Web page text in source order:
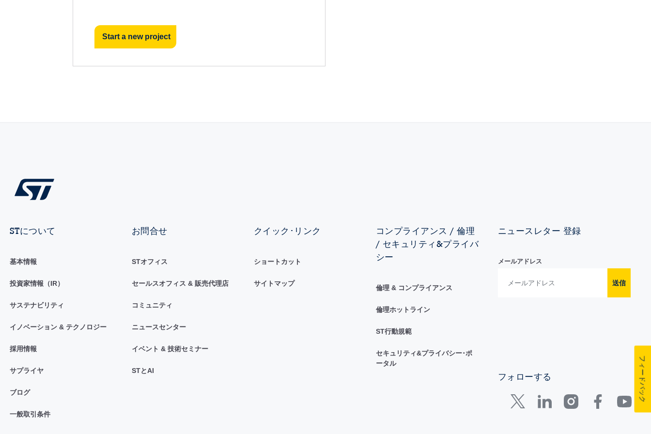
Start a new project
STについて
基本情報
投資家情報（IR）
サステナビリティ
イノベーション & テクノロジー
採用情報
サプライヤ
ブログ
一般取引条件
お問合せ
STオフィス
セールスオフィス & 販売代理店
コミュニティ
ニュースセンター
イベント & 技術セミナー
STとAI
クイック･リンク
ショートカット
サイトマップ
コンプライアンス / 倫理
/ セキュリティ&プライバ
シー
倫理 & コンプライアンス
倫理ホットライン
ST行動規範
セキュリティ&プライバシー･ポ
ータル
ニュースレター 登録
メールアドレス
送信
フォローする フィードバック